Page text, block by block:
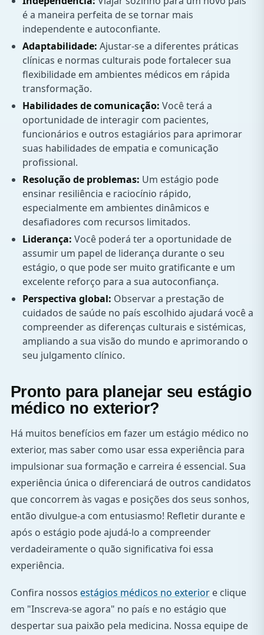
é a maneira perfeita de se tornar mais
independente e autoconfiante.
Adaptabilidade: Ajustar-se a diferentes práticas
clínicas e normas culturais pode fortalecer sua
flexibilidade em ambientes médicos em rápida
transformação.
Habilidades de comunicação: Você terá a
oportunidade de interagir com pacientes,
funcionários e outros estagiários para aprimorar
suas habilidades de empatia e comunicação
profissional.
Resolução de problemas: Um estágio pode
ensinar resiliência e raciocínio rápido,
especialmente em ambientes dinâmicos e
desafiadores com recursos limitados.
Liderança: Você poderá ter a oportunidade de
assumir um papel de liderança durante o seu
estágio, o que pode ser muito gratificante e um
excelente reforço para a sua autoconfiança.
Perspectiva global: Observar a prestação de
cuidados de saúde no país escolhido ajudará você a
compreender as diferenças culturais e sistémicas,
ampliando a sua visão do mundo e aprimorando o
seu julgamento clínico.
Pronto para planejar seu estágio
médico no exterior?
Há muitos benefícios em fazer um estágio médico no
exterior, mas saber como usar essa experiência para
impulsionar sua formação e carreira é essencial. Sua
experiência única o diferenciará de outros candidatos
que concorrem às vagas e posições dos seus sonhos,
então divulgue-a com entusiasmo! Refletir durante e
após o estágio pode ajudá-lo a compreender
verdadeiramente o quão significativa foi essa
experiência.
Confira nossos estágios médicos no exterior e clique
em "Inscreva-se agora" no país e no estágio que
despertar sua paixão pela medicina. Nossa equipe de